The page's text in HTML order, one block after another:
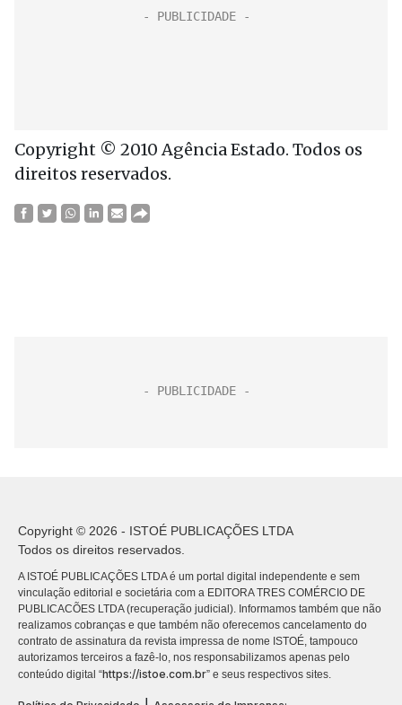
Copyright © 2010 Agência Estado. Todos os
direitos reservados.
Copyright © 2026 - ISTOÉ PUBLICAÇÕES LTDA
Todos os direitos reservados.
A ISTOÉ PUBLICAÇÕES LTDA é um portal digital independente e sem
vinculação editorial e societária com a EDITORA TRES COMÉRCIO DE
PUBLICACÕES LTDA (recuperação judicial). Informamos também que não
realizamos cobranças e que também não oferecemos cancelamento do
contrato de assinatura da revista impressa de nome ISTOÉ, tampouco
autorizamos terceiros a fazê-lo, nos responsabilizamos apenas pelo
conteúdo digital “https://istoe.com.br” e seus respectivos sites.